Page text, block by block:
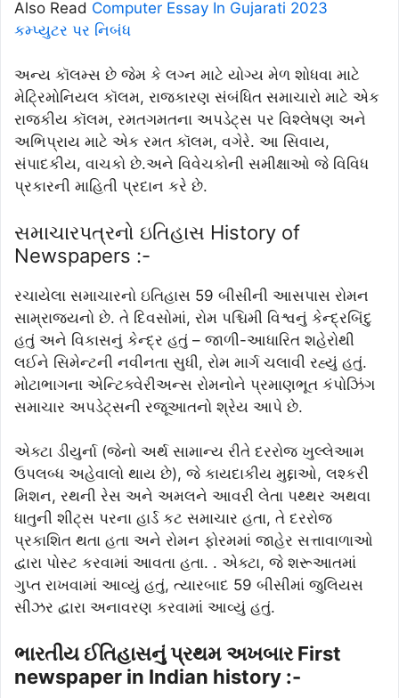
Also Read Computer Essay In Gujarati 2023
કમ્પ્યુટર પર નિબંધ
અન્ય કૉલમ્સ છે જેમ કે લગ્ન માટે યોગ્ય મેળ શોધવા માટે
મેટ્રિમોનિયલ કૉલમ, રાજકારણ સંબંધિત સમાચારો માટે એક
રાજકીય કૉલમ, રમતગમતના અપડેટ્સ પર વિશ્લેષણ અને
અભિપ્રાય માટે એક રમત કૉલમ, વગેરે. આ સિવાય,
સંપાદકીય, વાચકો છે.અને વિવેચકોની સમીક્ષાઓ જે વિવિધ
પ્રકારની માહિતી પ્રદાન કરે છે.
સમાચારપત્રનો ઇતિહાસ History of
Newspapers :-
રચાયેલા સમાચારનો ઇતિહાસ 59 બીસીની આસપાસ રોમન
સામ્રાજ્યનો છે. તે દિવસોમાં, રોમ પશ્ચિમી વિશ્વનું કેન્દ્રબિંદુ
હતું અને વિકાસનું કેન્દ્ર હતું – જાળી-આધારિત શહેરોથી
લઈને સિમેન્ટની નવીનતા સુધી, રોમ માર્ગ ચલાવી રહ્યું હતું.
મોટાભાગના એન્ટિક્વેરીઅન્સ રોમનોને પ્રમાણભૂત કંપોઝિંગ
સમાચાર અપડેટ્સની રજૂઆતનો શ્રેય આપે છે.
એક્ટા ડીયુર્ના (જેનો અર્થ સામાન્ય રીતે દરરોજ ખુલ્લેઆમ
ઉપલબ્ધ અહેવાલો થાય છે), જે કાયદાકીય મુદ્દાઓ, લશ્કરી
મિશન, રથની રેસ અને અમલને આવરી લેતા પથ્થર અથવા
ધાતુની શીટ્સ પરના હાર્ડ કટ સમાચાર હતા, તે દરરોજ
પ્રકાશિત થતા હતા અને રોમન ફોરમમાં જાહેર સત્તાવાળાઓ
દ્વારા પોસ્ટ કરવામાં આવતા હતા. . એક્ટા, જે શરૂઆતમાં
ગુપ્ત રાખવામાં આવ્યું હતું, ત્યારબાદ 59 બીસીમાં જુલિયસ
સીઝર દ્વારા અનાવરણ કરવામાં આવ્યું હતું.
ભારતીય ઈતિહાસનું પ્રથમ અખબાર First
newspaper in Indian history :-